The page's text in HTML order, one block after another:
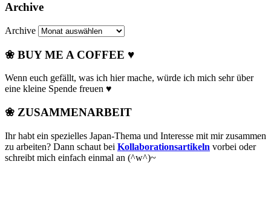
Archive
Archive
❀ BUY ME A COFFEE ♥
Wenn euch gefällt, was ich hier mache, würde ich mich sehr über
eine kleine Spende freuen ♥
❀ ZUSAMMENARBEIT
Ihr habt ein spezielles Japan-Thema und Interesse mit mir zusammen
zu arbeiten? Dann schaut bei Kollaborationsartikeln vorbei oder
schreibt mich einfach einmal an (^w^)~